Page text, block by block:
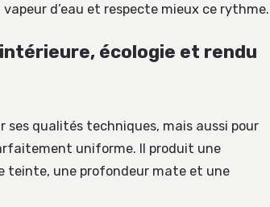
d’eau et respecte mieux ce rythme.
écologie et rendu
ses qualités techniques, mais aussi pour
uniforme. Il produit une
teinte, une profondeur mate et une